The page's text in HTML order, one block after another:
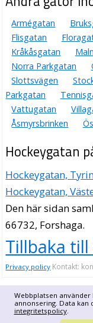
Webbplatsen
annonsering. Data kan
integritetspolicy.
Armégatan
Flisgatan
Kråkåsgatan
Norra Parkgatan
Slottsvägen
Parkgatan
Vattugatan
Åsmyrsbrinken
Hockeygatan
Hockeygatan,
Hockeygatan,
Den här sidan
66732, Forshaga.
Tillbaka
Privacy policy Kontakt: